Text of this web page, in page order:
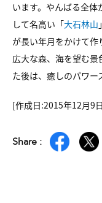
います。やんばる全体
して名高い「大石林山
が長い年月をかけて
広大な森、海を望む
た後は、癒しのパワー
[作成日:2015年12月9
Share :